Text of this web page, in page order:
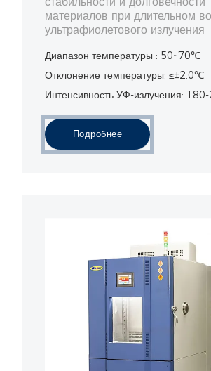
материалов при длительном
ультрафиолетового излучения
Диапазон температуры : 50~70℃
Отклонение температуры: ≤±2.0℃
Интенсивность УФ-излучения:
Подробнее